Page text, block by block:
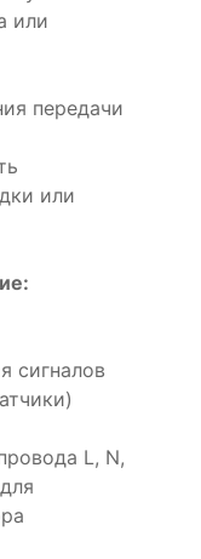
или
передачи
или
сигналов
L, N,